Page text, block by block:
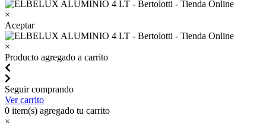
×
Aceptar
×
Producto agregado a carrito
Seguir comprando
Ver carrito
0 item(s) agregado tu carrito
×